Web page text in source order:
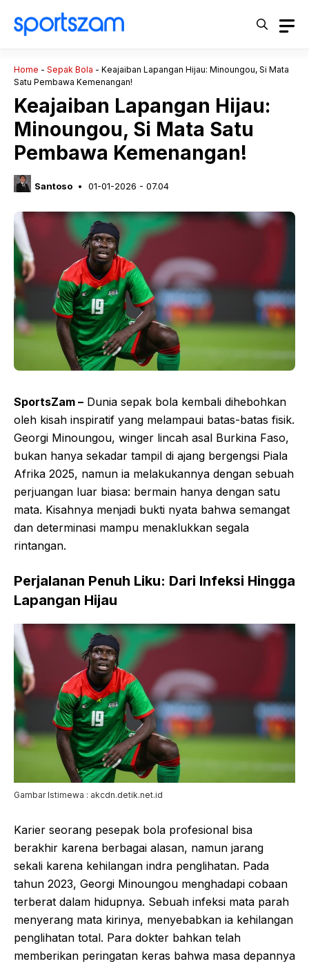
Home - Sepak Bola - Keajaiban Lapangan Hijau: Minoungou, Si Mata
Satu Pembawa Kemenangan!
Keajaiban Lapangan Hijau:
Minoungou, Si Mata Satu
Pembawa Kemenangan!
Santoso 01-01-2026 - 07.04
SportsZam – Dunia sepak bola kembali dihebohkan
oleh kisah inspiratif yang melampaui batas-batas fisik.
Georgi Minoungou, winger lincah asal Burkina Faso,
bukan hanya sekadar tampil di ajang bergengsi Piala
Afrika 2025, namun ia melakukannya dengan sebuah
perjuangan luar biasa: bermain hanya dengan satu
mata. Kisahnya menjadi bukti nyata bahwa semangat
dan determinasi mampu menaklukkan segala
rintangan.
Perjalanan Penuh Liku: Dari Infeksi Hingga
Lapangan Hijau
Gambar Istimewa : akcdn.detik.net.id
Karier seorang pesepak bola profesional bisa
berakhir karena berbagai alasan, namun jarang
sekali karena kehilangan indra penglihatan. Pada
tahun 2023, Georgi Minoungou menghadapi cobaan
terberat dalam hidupnya. Sebuah infeksi mata parah
menyerang mata kirinya, menyebabkan ia kehilangan
penglihatan total. Para dokter bahkan telah
memberikan peringatan keras bahwa masa depannya